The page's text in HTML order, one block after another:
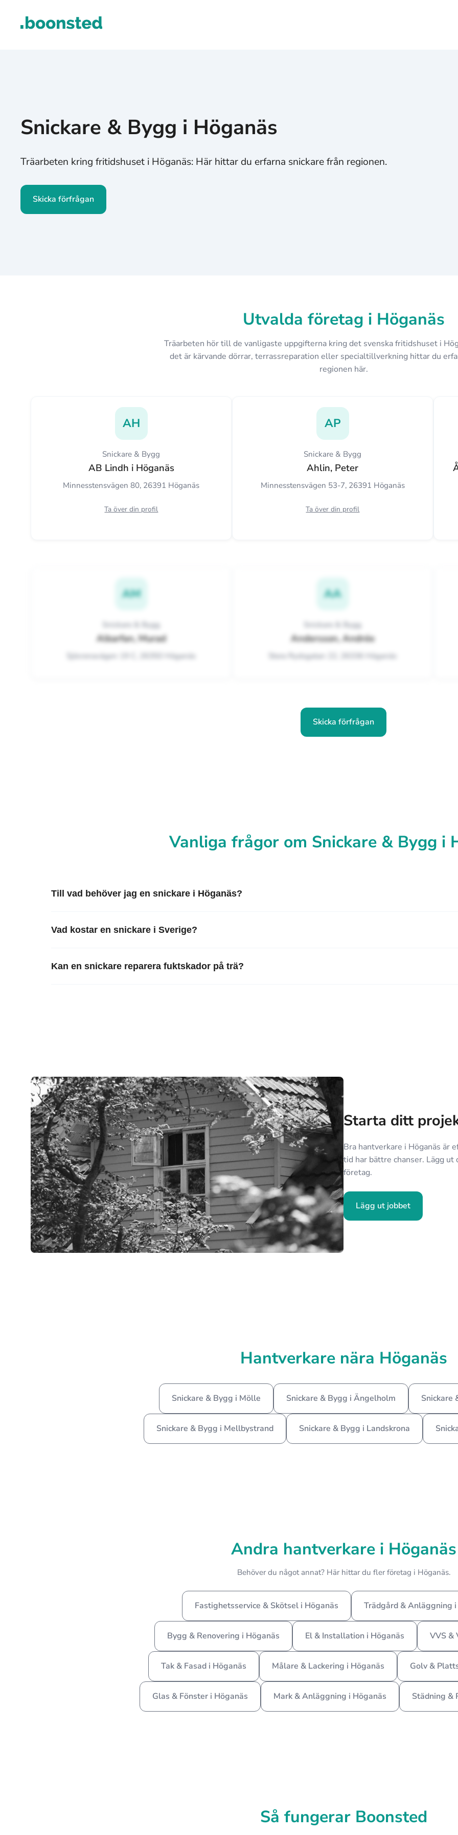
Snickare & Bygg i Höganäs
Träarbeten kring fritidshuset i Höganäs: Här hittar du erfarna snickare från regionen.
Skicka förfrågan
Utvalda företag i Höganäs
Träarbeten hör till de vanligaste uppgifterna kring det svenska fritidshuset i
det är kärvande dörrar, terrassreparation eller specialtillverkning hittar du
regionen här.
AH
Snickare & Bygg
AB Lindh i Höganäs
Minnesstensvägen 80, 26391 Höganäs
Ta över din profil
AP
Snickare & Bygg
Ahlin, Peter
Minnesstensvägen 53-7, 26391 Höganäs
Ta över din profil
AM
Snickare & Bygg
Alkarfan, Murad
Sjöcronavägen 19 C, 26350 Höganäs
AA
Snickare & Bygg
Andersson, Andrée
Stora Rydsgatan 22, 26336 Höganäs
Skicka förfrågan
Vanliga frågor om Snickare & Bygg i
Till vad behöver jag en snickare i Höganäs?
Vad kostar en snickare i Sverige?
Kan en snickare reparera fuktskador på trä?
Starta ditt
Bra hantverkare i Höganäs är
tid har bättre chanser. Lägg
företag.
Lägg ut jobbet
Hantverkare nära Höganäs
Snickare & Bygg i Mölle Snickare & Bygg i Ängelholm Snickare
Snickare & Bygg i Mellbystrand Snickare & Bygg i Landskrona
Andra hantverkare i Höganäs
Behöver du något annat? Här hittar du fler företag i Höganäs.
Fastighetsservice & Skötsel i Höganäs Trädgård & Anläggning
Bygg & Renovering i Höganäs El & Installation i Höganäs VVS &
Tak & Fasad i Höganäs Målare & Lackering i Höganäs Golv &
Glas & Fönster i Höganäs Mark & Anläggning i Höganäs Städning &
Så fungerar Boonsted